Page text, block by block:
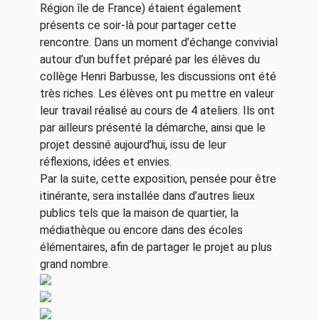
Région île de France) étaient également
présents ce soir-là pour partager cette
rencontre. Dans un moment d’échange convivial
autour d’un buffet préparé par les élèves du
collège Henri Barbusse, les discussions ont été
très riches. Les élèves ont pu mettre en valeur
leur travail réalisé au cours de 4 ateliers. Ils ont
par ailleurs présenté la démarche, ainsi que le
projet dessiné aujourd’hui, issu de leur
réflexions, idées et envies.
Par la suite, cette exposition, pensée pour être
itinérante, sera installée dans d’autres lieux
publics tels que la maison de quartier, la
médiathèque ou encore dans des écoles
élémentaires, afin de partager le projet au plus
grand nombre.